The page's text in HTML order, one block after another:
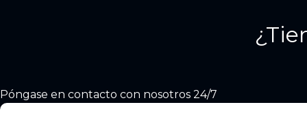
Póngase en contacto con nosotros 24/7